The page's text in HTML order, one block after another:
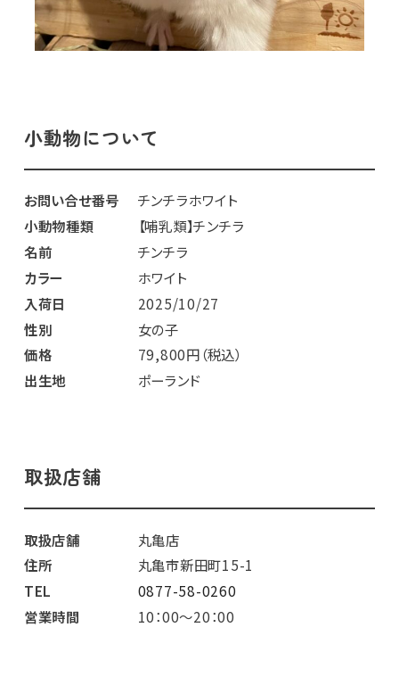
小動物について
お問い合せ番号
チンチラホワイト
小動物種類
【哺乳類】チンチラ
名前
チンチラ
カラー
ホワイト
入荷日
2025/10/27
性別
女の子
価格
79,800円（税込）
出生地
ポーランド
取扱店舗
取扱店舗
丸亀店
住所
丸亀市新田町15-1
TEL
0877-58-0260
営業時間
10：00～20：00